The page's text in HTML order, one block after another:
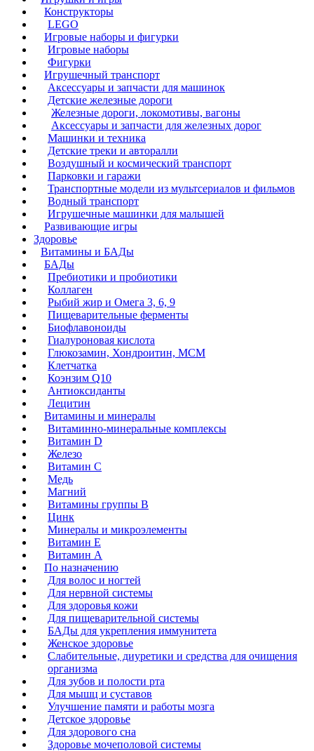
Конструкторы
LEGO
Игровые наборы и фигурки
Игровые наборы
Фигурки
Игрушечный транспорт
Аксессуары и запчасти для машинок
Детские железные дороги
Железные дороги, локомотивы, вагоны
Аксессуары и запчасти для железных дорог
Машинки и техника
Детские треки и авторалли
Воздушный и космический транспорт
Парковки и гаражи
Транспортные модели из мультсериалов и фильмов
Водный транспорт
Игрушечные машинки для малышей
Развивающие игры
Здоровье
Витамины и БАДы
БАДы
Пребиотики и пробиотики
Коллаген
Рыбий жир и Омега 3, 6, 9
Пищеварительные ферменты
Биофлавоноиды
Гиалуроновая кислота
Глюкозамин, Хондроитин, МСМ
Клетчатка
Коэнзим Q10
Антиоксиданты
Лецитин
Витамины и минералы
Витаминно-минеральные комплексы
Витамин D
Железо
Витамин C
Медь
Магний
Витамины группы B
Цинк
Минералы и микроэлементы
Витамин Е
Витамин А
По назначению
Для волос и ногтей
Для нервной системы
Для здоровья кожи
Для пищеварительной системы
БАДы для укрепления иммунитета
Женское здоровье
Слабительные, диуретики и средства для очищения
организма
Для зубов и полости рта
Для мышц и суставов
Улучшение памяти и работы мозга
Детское здоровье
Для здорового сна
Здоровье мочеполовой системы